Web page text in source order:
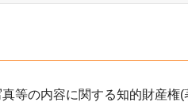
等の内容に関する知的財産権(